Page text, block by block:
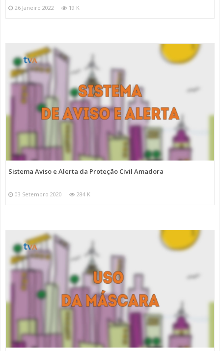
26 Janeiro 2022 19 K
Sistema Aviso e Alerta da Proteção Civil Amadora
03 Setembro 2020 284 K